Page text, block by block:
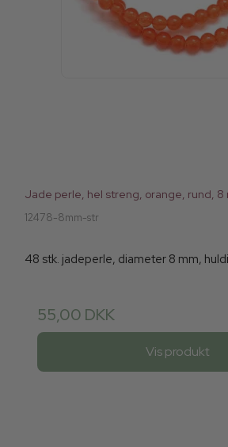
Jade perle, hel streng, orange, rund, 8
12478-8mm-str
48 stk. jadeperle, diameter 8 mm,
55,00 DKK
Vis produkt